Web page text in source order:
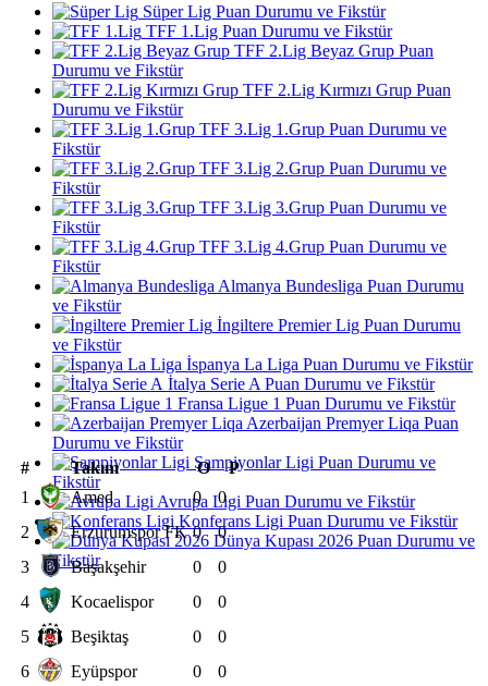
Süper Lig Puan Durumu ve Fikstür
TFF 1.Lig Puan Durumu ve Fikstür
TFF 2.Lig Beyaz Grup Puan
Durumu ve Fikstür
TFF 2.Lig Kırmızı Grup Puan
Durumu ve Fikstür
TFF 3.Lig 1.Grup Puan Durumu ve
Fikstür
TFF 3.Lig 2.Grup Puan Durumu ve
Fikstür
TFF 3.Lig 3.Grup Puan Durumu ve
Fikstür
TFF 3.Lig 4.Grup Puan Durumu ve
Fikstür
Almanya Bundesliga Puan Durumu
ve Fikstür
İngiltere Premier Lig Puan Durumu
ve Fikstür
İspanya La Liga Puan Durumu ve Fikstür
İtalya Serie A Puan Durumu ve Fikstür
Fransa Ligue 1 Puan Durumu ve Fikstür
Azerbaijan Premyer Liqa Puan
Durumu ve Fikstür
Şampiyonlar Ligi Puan Durumu ve
Fikstür
Avrupa Ligi Puan Durumu ve Fikstür
Konferans Ligi Puan Durumu ve Fikstür
Dünya Kupası 2026 Puan Durumu ve
Fikstür
# Takım O
P
1
Amed 0
0
2
Erzurumspor FK 0
0
3
Başakşehir 0
0
4
Kocaelispor 0
0
5
Beşiktaş 0
0
6
Eyüpspor 0
0